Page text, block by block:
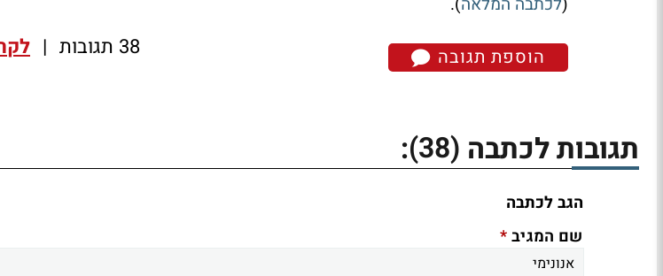
הוספת תגובה 38 תגובות |
תגובות לכתבה (38)
:
הגב לכתבה
שם המגיב*